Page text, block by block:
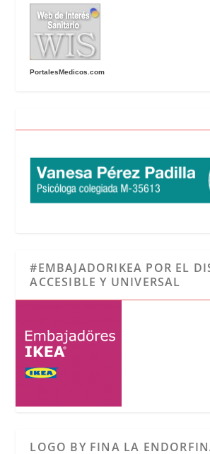
PortalesMedicos.com
#EMBAJADORIKEA POR EL
ACCESIBLE Y UNIVERSAL
LOGO BY FINA LA